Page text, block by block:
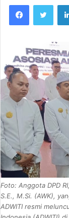
Foto: Anggota DPD
S.E., M.Si. (AWK),
ADWITI resmi